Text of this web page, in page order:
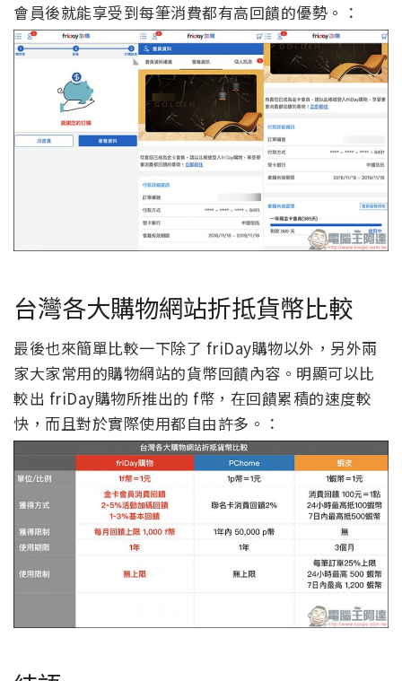
會員後就能享受到每筆消費都有高回饋的優勢。：
台灣各大購物網站折抵貨幣比較
最後也來簡單比較一下除了 friDay購物以外，另外兩
家大家常用的購物網站的貨幣回饋內容。明顯可以比
較出 friDay購物所推出的 f幣，在回饋累積的速度較
快，而且對於實際使用都自由許多。：